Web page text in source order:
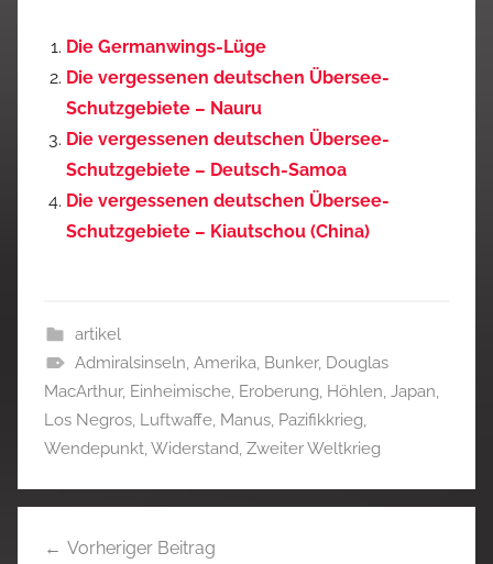
Die Germanwings-Lüge
Die vergessenen deutschen Übersee-
Schutzgebiete – Nauru
Die vergessenen deutschen Übersee-
Schutzgebiete – Deutsch-Samoa
Die vergessenen deutschen Übersee-
Schutzgebiete – Kiautschou (China)
artikel
Admiralsinseln, Amerika, Bunker, Douglas
MacArthur, Einheimische, Eroberung, Höhlen, Japan,
Los Negros, Luftwaffe, Manus, Pazifikkrieg,
Wendepunkt,Widerstand, Zweiter Weltkrieg
Vorheriger Beitrag